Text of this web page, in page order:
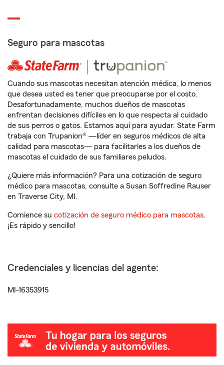
Seguro para mascotas
Cuando sus mascotas necesitan atención médica, lo menos
que desea usted es tener que preocuparse por el costo.
Desafortunadamente, muchos dueños de mascotas
enfrentan decisiones difíciles en lo que respecta al cuidado
de sus perros o gatos. Estamos aquí para ayudar. State Farm
trabaja con Trupanion® —líder en seguros médicos de alta
calidad para mascotas— para facilitarles a los dueños de
mascotas el cuidado de sus familiares peludos.
¿Quiere más información? Para una cotización de seguro
médico para mascotas, consulte a Susan Soffredine Rauser
en Traverse City, MI.
Comience su cotización de seguro médico para mascotas.
¡Es rápido y sencillo!
Credenciales y licencias del agente:
MI-16353915